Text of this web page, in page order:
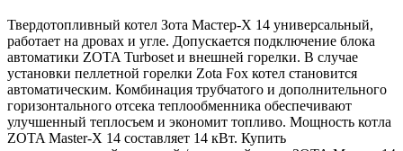
Твердотопливный котел Зота Мастер-Х 14 универсальный,
работает на дровах и угле. Допускается подключение блока
автоматики ZOTA Turboset и внешней горелки. В случае
установки пеллетной горелки Zota Fox котел становится
автоматическим. Комбинация трубчатого и дополнительного
горизонтального отсека теплообменника обеспечивают
улучшенный теплосъем и экономит топливо. Мощность котла
ZOTA Master-X 14 составляет 14 кВт. Купить